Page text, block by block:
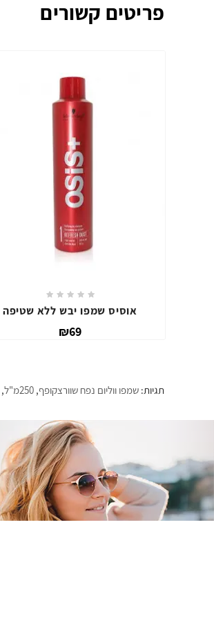
פריטים קשורים
ספריי נפח ווליום אפ אוסיס
תגיות: שמפו ווליום נפח שוורצקופף, 250מ"ל ,